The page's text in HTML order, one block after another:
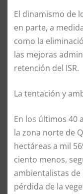
El dinamismo de
en parte, a
como la
las mejoras
retención del ISR.
La tentación y
En los últimos 40
la zona norte de
hectáreas a mil
ciento menos,
ambientalistas
pérdida de la